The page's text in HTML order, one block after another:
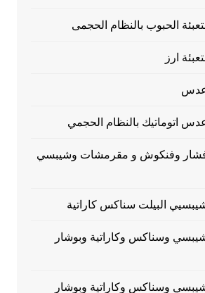
الحبوب بالنظام الحجمى
ارز
عدس
عدس اتوماتيك بالنظام الحجمي
فشار وفنكوش و مقرمشات وشيبسي
شيبسيي البيلت سناكس كاراتية
شيبسي وسناكس وكاراتية وبوشار
شيبسي وسناكس وكاراتية وبوشار